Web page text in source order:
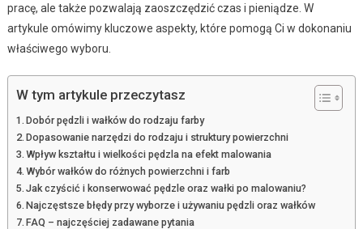
pracę, ale także pozwalają zaoszczędzić czas i pieniądze. W
artykule omówimy kluczowe aspekty, które pomogą Ci w dokonaniu
właściwego wyboru.
W tym artykule przeczytasz
Dobór pędzli i wałków do rodzaju farby
Dopasowanie narzędzi do rodzaju i struktury powierzchni
Wpływ kształtu i wielkości pędzla na efekt malowania
Wybór wałków do różnych powierzchni i farb
Jak czyścić i konserwować pędzle oraz wałki po malowaniu?
Najczęstsze błędy przy wyborze i używaniu pędzli oraz wałków
FAQ – najczęściej zadawane pytania